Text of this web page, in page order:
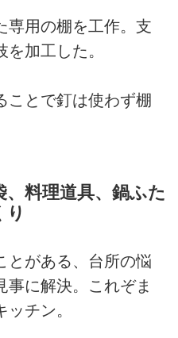
専用の棚を工作。支
加工した。
ことで釘は使わず棚
料理道具、鍋ふた
り
とがある、台所の悩
事に解決。これぞま
チン。